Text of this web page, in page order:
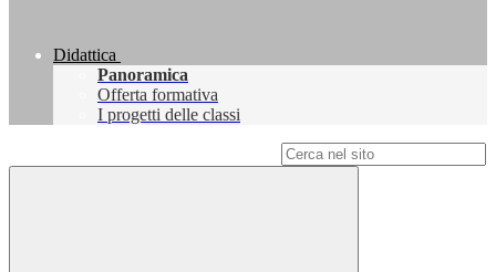
Didattica
Panoramica
Offerta formativa
I progetti delle classi